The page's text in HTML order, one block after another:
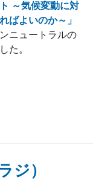
～気候変動に対
ばよいのか～」
ニュートラルの
た。
ジ）